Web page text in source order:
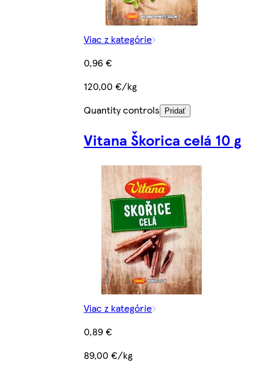
Viac z kategórie
0,96 €
120,00 €/kg
Quantity controls
Pridať
Vitana Škorica celá 10 g
Viac z kategórie
0,89 €
89,00 €/kg